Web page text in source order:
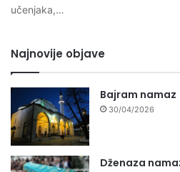
učenjaka,…
Najnovije objave
Bajram namaz
30/04/2026
Dženaza